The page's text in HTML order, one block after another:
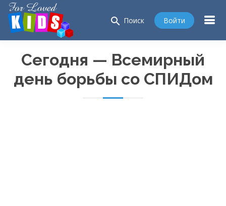
search Поиск Войти
Сегодня — Всемирный
день борьбы со СПИДом